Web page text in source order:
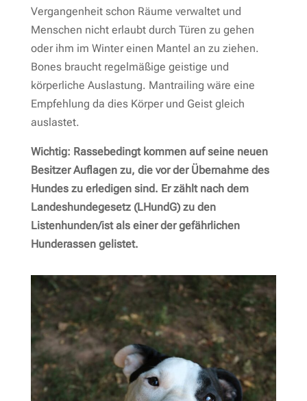
Vergangenheit schon Räume verwaltet und
Menschen nicht erlaubt durch Türen zu gehen
oder ihm im Winter einen Mantel an zu ziehen.
Bones braucht regelmäßige geistige und
körperliche Auslastung. Mantrailing wäre eine
Empfehlung da dies Körper und Geist gleich
auslastet.
Wichtig: Rassebedingt kommen auf seine neuen
Besitzer Auflagen zu, die vor der Übernahme des
Hundes zu erledigen sind. Er zählt nach dem
Landeshundegesetz (LHundG) zu den
Listenhunden/ist als einer der gefährlichen
Hunderassen gelistet.